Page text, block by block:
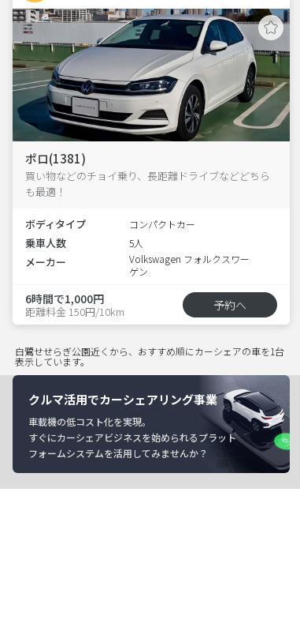
ポロ(1381)
買い物などのチョイ乗り、長距離ドライブなどどちら
も最適！
ボディタイプ コンパクトカー
乗車人数 5人
メーカー
Volkswagen フォルクスワー
ゲン
6時間で1,000円
距離料金 150円/10km 予約へ
白鷺せせらぎ公園近くから、おすすめ順にカーシェアの車を1台
表示しています。
クルマ活用でカーシェアリング事業
車載機の低コスト化を実現。
すぐにカーシェアビジネスを始められるプラット
フォームシステムを活用してみませんか？